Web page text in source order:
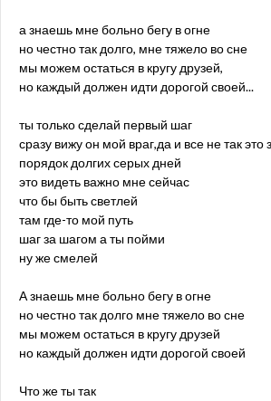
а знаешь мне больно бегу в огне
но честно так долго, мне тяжело во сне
мы можем остаться в кругу друзей,
но каждый должен идти дорогой своей...
ты только сделай первый шаг
сразу вижу он мой враг,да и все не так это
порядок долгих серых дней
это видеть важно мне сейчас
что бы быть светлей
там где-то мой путь
шаг за шагом а ты пойми
ну же смелей
А знаешь мне больно бегу в огне
но честно так долго мне тяжело во сне
мы можем остаться в кругу друзей
но каждый должен идти дорогой своей
Что же ты так